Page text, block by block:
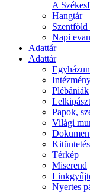
A
Hangtár
Szentföld
Napi
Adattár
Adattár
Plébániák
Papok,
Világi
Térkép
Miserend
Nyertes